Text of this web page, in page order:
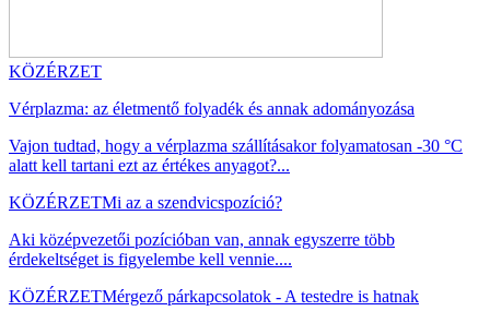
KÖZÉRZET
Vérplazma: az életmentő folyadék és annak adományozása
Vajon tudtad, hogy a vérplazma szállításakor folyamatosan -30 °C
alatt kell tartani ezt az értékes anyagot?...
KÖZÉRZETMi az a szendvicspozíció?
Aki középvezetői pozícióban van, annak egyszerre több
érdekeltséget is figyelembe kell vennie....
KÖZÉRZETMérgező párkapcsolatok - A testedre is hatnak